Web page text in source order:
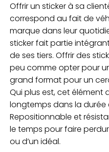
Offrir un sticker à sa
correspond au fait de
marque dans leur
sticker fait partie
de ses tiers. Offrir des
peu comme opter pour
grand format pour un
Qui plus est, cet élément
longtemps dans la
Repositionnable et
le temps pour faire
ou d’un idéal.